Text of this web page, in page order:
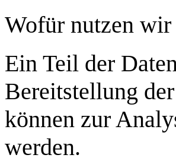
Wofür nutzen
Ein Teil der
Bereitstellung
können zur
werden.